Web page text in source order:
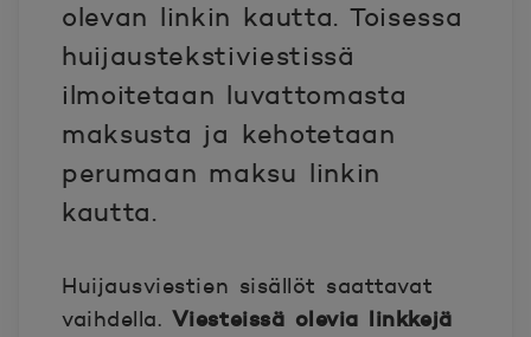
olevan linkin kautta. Toisessa
huijaustekstiviestissä
ilmoitetaan luvattomasta
maksusta ja kehotetaan
perumaan maksu linkin
kautta.
Huijausviestien sisällöt saattavat
vaihdella. Viesteissä olevia linkkejä